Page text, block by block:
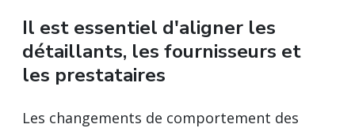
Il est essentiel d'aligner les
détaillants, les fournisseurs et
les prestataires
Les changements de comportement des